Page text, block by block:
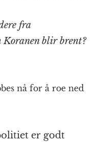
fra
Koranen blir brent?
nå for å roe ned
er godt